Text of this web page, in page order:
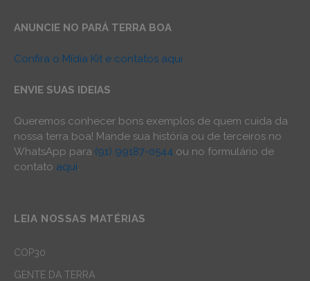
ANUNCIE NO PARÁ TERRA BOA
Confira o Mídia Kit e contatos aqui
ENVIE SUAS IDEIAS
Queremos conhecer bons exemplos de quem cuida da
nossa terra boa! Mande sua história ou de terceiros no
WhatsApp para (91) 99187-0544 ou no formulário de
contato aqui.
LEIA NOSSAS MATÉRIAS
COP30
GENTE DA TERRA